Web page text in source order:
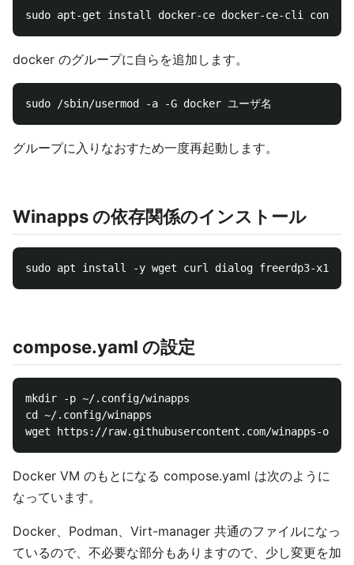
docker のグループに自らを追加します。
グループに入りなおすため一度再起動します。
Winapps の依存関係のインストール
compose.yaml の設定
mkdir -p ~/.config/winapps
cd ~/.config/winapps
Docker VM のもとになる compose.yaml は次のように
なっています。
Docker、Podman、Virt-manager 共通のファイルになっ
ているので、不必要な部分もありますので、少し変更を加